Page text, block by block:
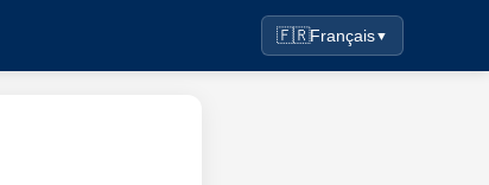
🇫🇷Français▼